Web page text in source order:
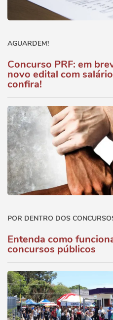
AGUARDEM!
Concurso PRF: em
novo edital com
confira!
POR DENTRO DOS
Entenda como
concursos públicos